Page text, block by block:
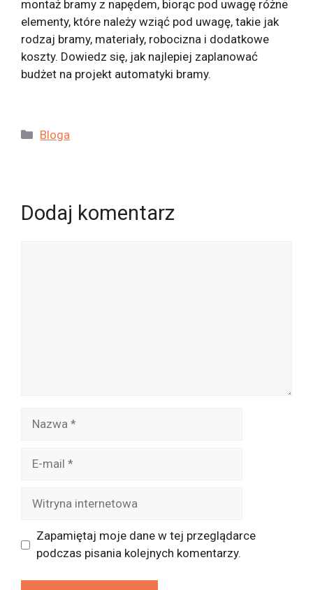
Kategorie
Bloga
Dodaj komentarz
internetowa
Zapamiętaj moje dane w tej przeglądarce
podczas pisania kolejnych komentarzy.